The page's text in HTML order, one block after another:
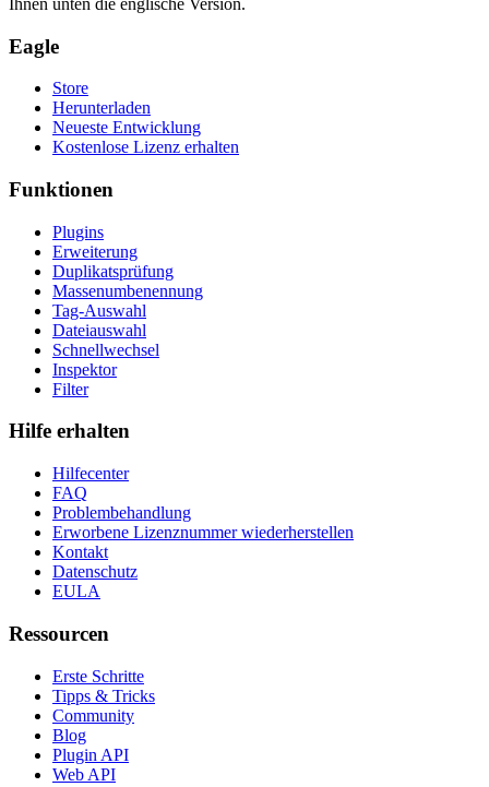
Eagle
Store
Herunterladen
Neueste Entwicklung
Kostenlose Lizenz erhalten
Funktionen
Plugins
Erweiterung
Duplikatsprüfung
Massenumbenennung
Tag-Auswahl
Dateiauswahl
Schnellwechsel
Inspektor
Filter
Hilfe erhalten
Hilfecenter
FAQ
Problembehandlung
Erworbene Lizenznummer wiederherstellen
Kontakt
Datenschutz
EULA
Ressourcen
Erste Schritte
Tipps & Tricks
Community
Blog
Plugin API
Web API